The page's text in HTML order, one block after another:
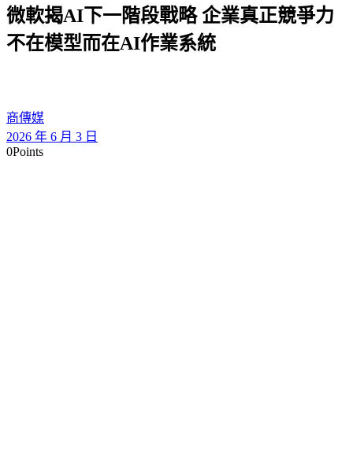
微軟揭AI下一階段戰略 企業真正競爭力
不在模型而在AI作業系統
商傳媒
2026 年 6 月 3 日
0Points